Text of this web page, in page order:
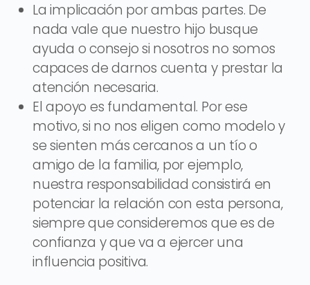
La implicación por ambas partes. De
nada vale que nuestro hijo busque
ayuda o consejo si nosotros no somos
capaces de darnos cuenta y prestar la
atención necesaria.
El apoyo es fundamental. Por ese
motivo, si no nos eligen como modelo y
se sienten más cercanos a un tío o
amigo de la familia, por ejemplo,
nuestra responsabilidad consistirá en
potenciar la relación con esta persona,
siempre que consideremos que es de
confianza y que va a ejercer una
influencia positiva.